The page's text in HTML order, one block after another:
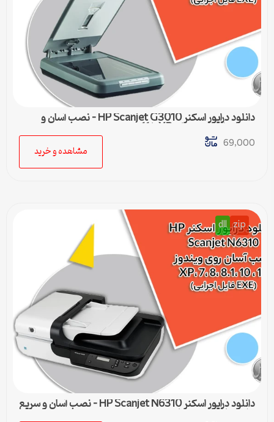
دانلود درایور اسکنر HP Scanjet G3010 – نصب آسان و
سریع برای ویندوزهای XP تا 11
69,000
مشاهده و خرید
zip
dll
دانلود درایور اسکنر HP Scanjet N6310 – نصب آسان و سریع
برای تمامی ویندوزها